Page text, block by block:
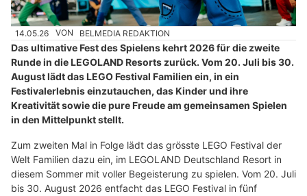
14.05.26 VON BELMEDIA REDAKTION
Das ultimative Fest des Spielens kehrt 2026 für die zweite
Runde in die LEGOLAND Resorts zurück. Vom 20. Juli bis 30.
August lädt das LEGO Festival Familien ein, in ein
Festivalerlebnis einzutauchen, das Kinder und ihre
Kreativität sowie die pure Freude am gemeinsamen Spielen
in den Mittelpunkt stellt.
Zum zweiten Mal in Folge lädt das grösste LEGO Festival der
Welt Familien dazu ein, im LEGOLAND Deutschland Resort in
diesem Sommer mit voller Begeisterung zu spielen. Vom 20. Juli
bis 30. August 2026 entfacht das LEGO Festival in fünf